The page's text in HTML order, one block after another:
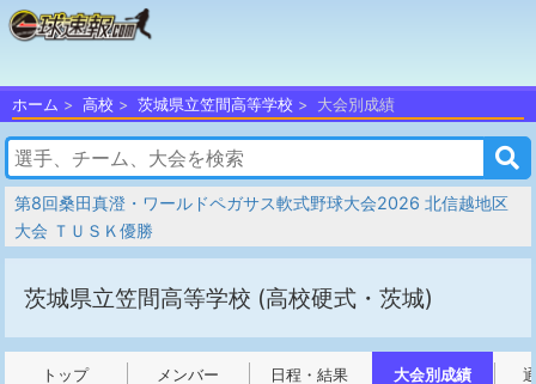
ホーム 高校 茨城県立笠間高等学校 大会別成績
第8回桑田真澄・ワールドペガサス軟式野球大会2026 北信越地区
大会 ＴＵＳＫ優勝
茨城県立笠間高等学校 (高校硬式・茨城)
トップ メンバー 日程・結果 大会別成績